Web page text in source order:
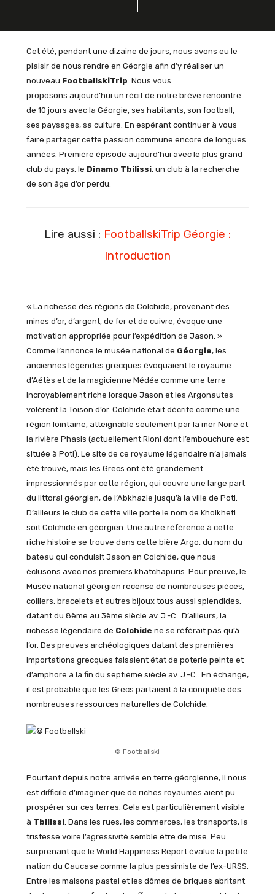
Cet été, pendant une dizaine de jours, nous avons eu le
plaisir de nous rendre en Géorgie afin d’y réaliser un
nouveau FootballskiTrip . Nous vous
proposons aujourd’hui un récit de notre brève rencontre
de 10 jours avec la Géorgie, ses habitants, son football,
ses paysages, sa culture. En espérant continuer à vous
faire partager cette passion commune encore de longues
années. Première épisode aujourd’hui avec le plus grand
club du pays, le Dinamo Tbilissi, un club à la recherche
de son âge d’or perdu.
Lire aussi : FootballskiTrip Géorgie :
Introduction
« La richesse des régions de Colchide, provenant des
mines d’or, d’argent, de fer et de cuivre, évoque une
motivation appropriée pour l’expédition de Jason. »
Comme l’annonce le musée national de Géorgie, les
anciennes légendes grecques évoquaient le royaume
d’Aétès et de la magicienne Médée comme une terre
incroyablement riche lorsque Jason et les Argonautes
volèrent la Toison d’or. Colchide était décrite comme une
région lointaine, atteignable seulement par la mer Noire et
la rivière Phasis (actuellement Rioni dont l’embouchure est
située à Poti). Le site de ce royaume légendaire n’a jamais
été trouvé, mais les Grecs ont été grandement
impressionnés par cette région, qui couvre une large part
du littoral géorgien, de l’Abkhazie jusqu’à la ville de Poti.
D’ailleurs le club de cette ville porte le nom de Kholkheti
soit Colchide en géorgien. Une autre référence à cette
riche histoire se trouve dans cette bière Argo, du nom du
bateau qui conduisit Jason en Colchide, que nous
éclusons avec nos premiers khatchapuris. Pour preuve, le
Musée national géorgien recense de nombreuses pièces,
colliers, bracelets et autres bijoux tous aussi splendides,
datant du 8ème au 3ème siècle av. J.-C.. D’ailleurs, la
richesse légendaire de Colchide ne se référait pas qu’à
l’or. Des preuves archéologiques datant des premières
importations grecques faisaient état de poterie peinte et
d’amphore à la fin du septième siècle av. J.-C.. En échange,
il est probable que les Grecs partaient à la conquête des
nombreuses ressources naturelles de Colchide.
© Footballski
Pourtant depuis notre arrivée en terre géorgienne, il nous
est difficile d’imaginer que de riches royaumes aient pu
prospérer sur ces terres. Cela est particulièrement visible
à Tbilissi. Dans les rues, les commerces, les transports, la
tristesse voire l’agressivité semble être de mise. Peu
surprenant que le World Happiness Report évalue la petite
nation du Caucase comme la plus pessimiste de l’ex-URSS.
Entre les maisons pastel et les dômes de briques abritant